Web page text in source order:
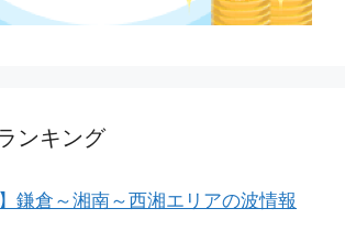
ンキング
鎌倉～湘南～西湘エリアの波情報